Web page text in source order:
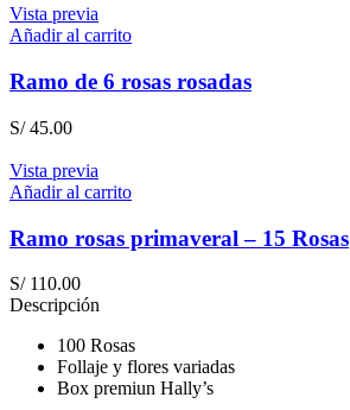
original
era:
Vista previa
Añadir al carrito
Ramo de 6 rosas rosadas
S/45.00
Vista previa
Añadir al carrito
Ramo rosas primaveral – 15 Rosas
S/110.00
Descripción
100 Rosas
Follaje y flores variadas
Box premiun Hally’s